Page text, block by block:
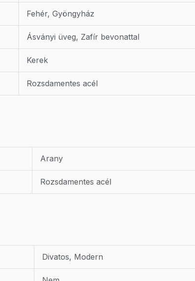
Fehér, Gyöngyház
Ásványi üveg, Zafír bevonattal
Kerek
Rozsdamentes acél
Arany
Rozsdamentes acél
Divatos, Modern